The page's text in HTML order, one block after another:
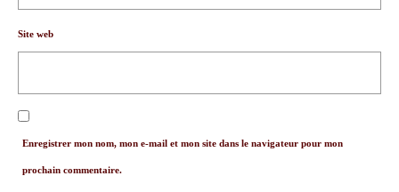
Site web
Enregistrer mon nom, mon e-mail et mon site dans le navigateur pour mon
prochain commentaire.